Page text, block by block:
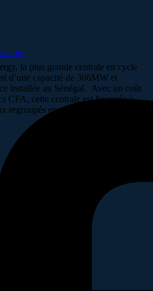
la plus grande centrale en cycle
d’une capacité de 366MW et
installée au Sénégal. Avec un coût
CFA, cette centrale est financée à
regroupés en un consortium.